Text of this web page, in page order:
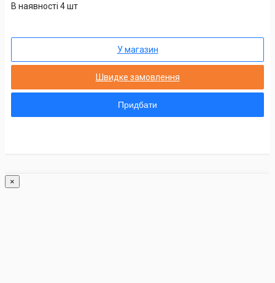
В наявності 4 шт
У магазин
Швидке замовлення
Придбати
×